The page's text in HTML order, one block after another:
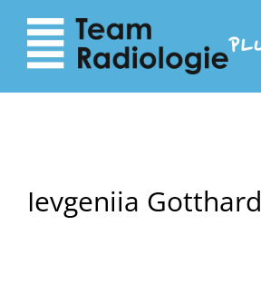
zum
Inhalt
Navigation
Ievgeniia Gotthard